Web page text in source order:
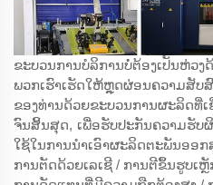
ຂະບວນການບໍລິການບໍ່ຕ້ອງເປັນຫ່ວງດ້
ພວກເຮົາເຮັດໃຫ້ຫຼຸດຜ່ອນຄວາມສັບ
ຂອງທ່ານດ້ວຍຂະບວນການຜະລິດທີ່
ຈົນສິ້ນສຸດ, ເພື່ອຮັບປະກັນຄວາມຮັບ
ໃຊ້ໃນການນຳເອົາຜະລິດຕະພັນອອກ
ການຕັດດ້ວຍເລເຊີ / ການຕີຂຶ້ນຮູບເ